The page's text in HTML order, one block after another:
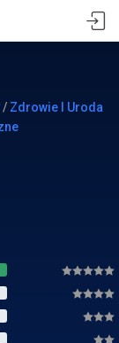
/ Zdrowie I Uroda